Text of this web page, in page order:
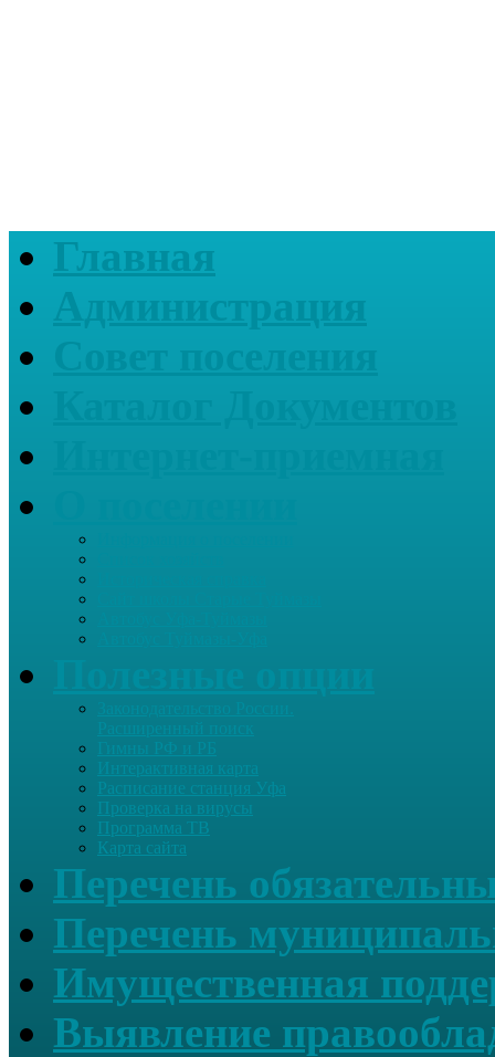
Главная
Администрация
Гимны РФ и РБ
Интерактивная карта
Расписание станция Уфа
Проверка на вирусы
Программа ТВ
Карта сайта
Перечень
Перечень
Имущественная
Выявление